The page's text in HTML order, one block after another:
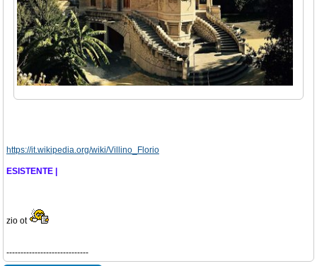
https://it.wikipedia.org/wiki/Villino_Florio
ESISTENTE |
zio ot
-----------------------------